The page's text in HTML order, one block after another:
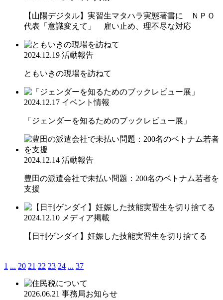
【山陽デジタル】実習生マタハラ実態著書に ＮＰＯ
代表「意識変えて」 雇い止め、理不尽な対応
2024.12.19 活動報告
ともいきの現場を訪ねて
2024.12.17 イベント情報
「ジェンダーを知るためのブックレビュー展」
2024.12.14 活動報告
豊田の派遣会社で未払い問題：200名のベトナム若者を
支援
2024.12.10 メディア掲載
【日刊ゲンダイ】妊娠した技能実習生を切り捨てる
1 ... 20 21 22 23 24 ... 37
2026.06.21 事務局お知らせ